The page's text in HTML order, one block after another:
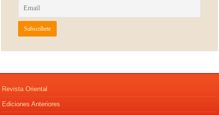
Revista Oriental
Ediciones Anteriores